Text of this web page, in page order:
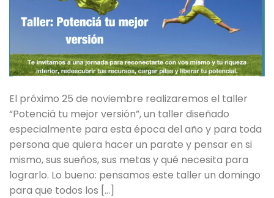
El próximo 25 de noviembre realizaremos el taller
“Potenciá tu mejor versión”, un taller diseñado
especialmente para esta época del año y para toda
persona que quiera hacer un parate y pensar en si
mismo, sus sueños, sus metas y qué necesita para
lograrlo. Lo bueno: pensamos este taller un domingo
para que todos los […]